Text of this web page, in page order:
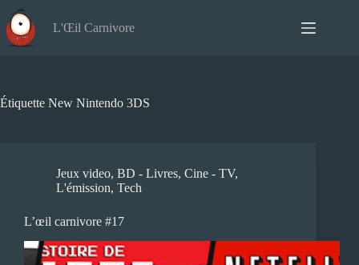
au
contenu
L'Œil Carnivore
Étiquette New Nintendo 3DS
Jeux video, BD - Livres, Cine - TV,
L'émission, Tech
L’œil carnivore #17